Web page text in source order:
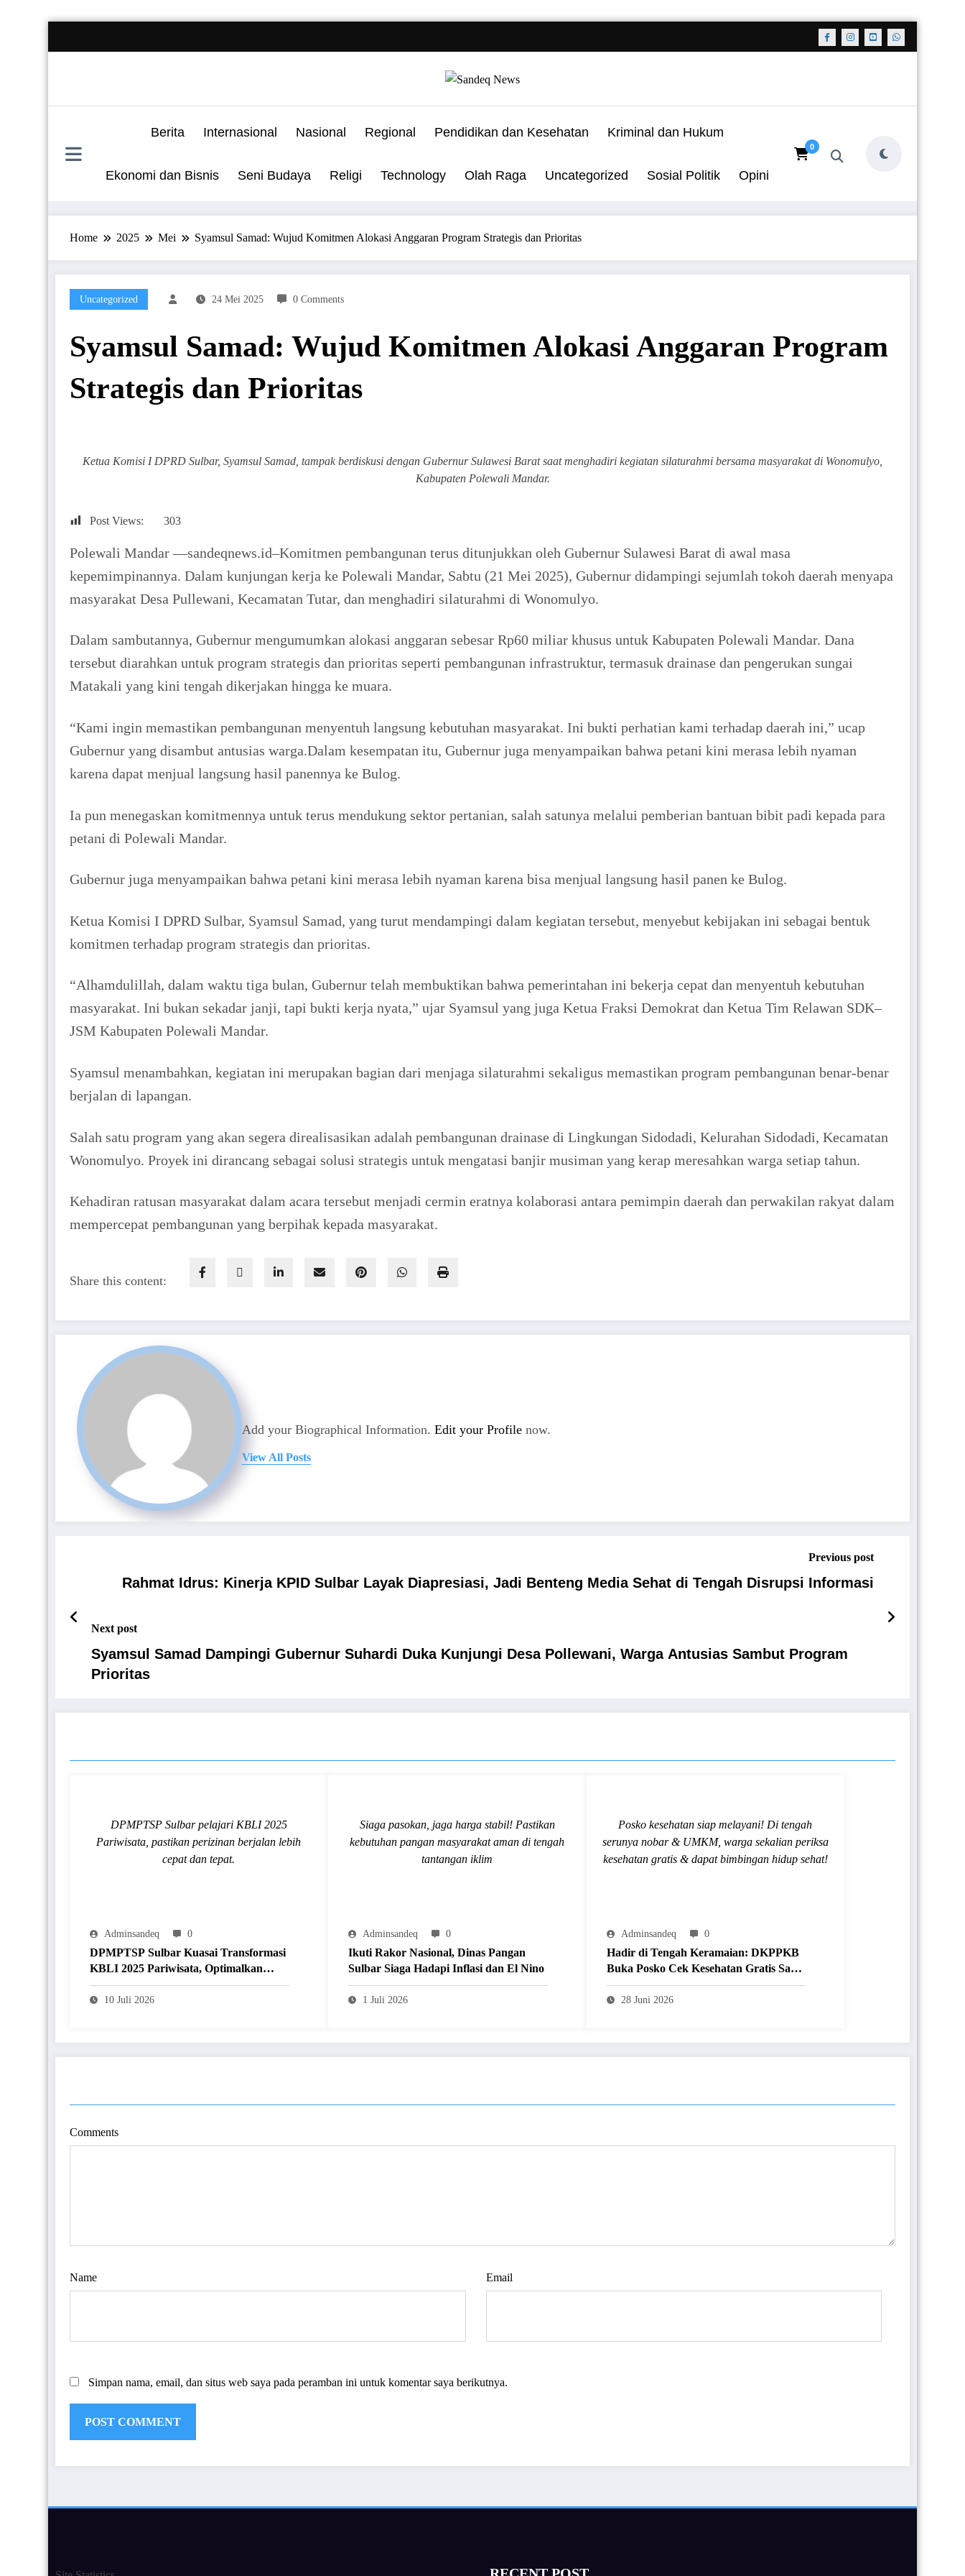
Berita Internasional Nasional Regional Pendidikan dan Kesehatan Kriminal dan Hukum
Ekonomi dan Bisnis Seni Budaya Religi Technology Olah Raga Uncategorized Sosial Politik Opini
0
Home 2025 Mei Syamsul Samad: Wujud Komitmen Alokasi Anggaran Program Strategis dan Prioritas
Uncategorized 24 Mei 2025 0 Comments
Syamsul Samad: Wujud Komitmen Alokasi Anggaran Program
Strategis dan Prioritas
Ketua Komisi I DPRD Sulbar, Syamsul Samad, tampak berdiskusi dengan Gubernur Sulawesi Barat saat menghadiri kegiatan silaturahmi bersama masyarakat di Wonomulyo,
Kabupaten Polewali Mandar.
Post Views: 303
Polewali Mandar —sandeqnews.id–Komitmen pembangunan terus ditunjukkan oleh Gubernur Sulawesi Barat di awal masa
kepemimpinannya. Dalam kunjungan kerja ke Polewali Mandar, Sabtu (21 Mei 2025), Gubernur didampingi sejumlah tokoh daerah menyapa
masyarakat Desa Pullewani, Kecamatan Tutar, dan menghadiri silaturahmi di Wonomulyo.
Dalam sambutannya, Gubernur mengumumkan alokasi anggaran sebesar Rp60 miliar khusus untuk Kabupaten Polewali Mandar. Dana
tersebut diarahkan untuk program strategis dan prioritas seperti pembangunan infrastruktur, termasuk drainase dan pengerukan sungai
Matakali yang kini tengah dikerjakan hingga ke muara.
“Kami ingin memastikan pembangunan menyentuh langsung kebutuhan masyarakat. Ini bukti perhatian kami terhadap daerah ini,” ucap
Gubernur yang disambut antusias warga.Dalam kesempatan itu, Gubernur juga menyampaikan bahwa petani kini merasa lebih nyaman
karena dapat menjual langsung hasil panennya ke Bulog.
Ia pun menegaskan komitmennya untuk terus mendukung sektor pertanian, salah satunya melalui pemberian bantuan bibit padi kepada para
petani di Polewali Mandar.
Gubernur juga menyampaikan bahwa petani kini merasa lebih nyaman karena bisa menjual langsung hasil panen ke Bulog.
Ketua Komisi I DPRD Sulbar, Syamsul Samad, yang turut mendampingi dalam kegiatan tersebut, menyebut kebijakan ini sebagai bentuk
komitmen terhadap program strategis dan prioritas.
“Alhamdulillah, dalam waktu tiga bulan, Gubernur telah membuktikan bahwa pemerintahan ini bekerja cepat dan menyentuh kebutuhan
masyarakat. Ini bukan sekadar janji, tapi bukti kerja nyata,” ujar Syamsul yang juga Ketua Fraksi Demokrat dan Ketua Tim Relawan SDK–
JSM Kabupaten Polewali Mandar.
Syamsul menambahkan, kegiatan ini merupakan bagian dari menjaga silaturahmi sekaligus memastikan program pembangunan benar-benar
berjalan di lapangan.
Salah satu program yang akan segera direalisasikan adalah pembangunan drainase di Lingkungan Sidodadi, Kelurahan Sidodadi, Kecamatan
Wonomulyo. Proyek ini dirancang sebagai solusi strategis untuk mengatasi banjir musiman yang kerap meresahkan warga setiap tahun.
Kehadiran ratusan masyarakat dalam acara tersebut menjadi cermin eratnya kolaborasi antara pemimpin daerah dan perwakilan rakyat dalam
mempercepat pembangunan yang berpihak kepada masyarakat.
Share this content:
Add your Biographical Information. Edit your Profile now.
View All Posts
Previous post
Rahmat Idrus: Kinerja KPID Sulbar Layak Diapresiasi, Jadi Benteng Media Sehat di Tengah Disrupsi Informasi
Next post
Syamsul Samad Dampingi Gubernur Suhardi Duka Kunjungi Desa Pollewani, Warga Antusias Sambut Program
Prioritas
DPMPTSP Sulbar pelajari KBLI 2025
Pariwisata, pastikan perizinan berjalan lebih
cepat dan tepat.
Adminsandeq 0
DPMPTSP Sulbar Kuasai Transformasi
KBLI 2025 Pariwisata, Optimalkan
Perizinan Lewat Sistem OSS
10 Juli 2026
Siaga pasokan, jaga harga stabil! Pastikan
kebutuhan pangan masyarakat aman di tengah
tantangan iklim
Adminsandeq 0
Ikuti Rakor Nasional, Dinas Pangan
Sulbar Siaga Hadapi Inflasi dan El Nino
1 Juli 2026
Posko kesehatan siap melayani! Di tengah
serunya nobar & UMKM, warga sekalian periksa
kesehatan gratis & dapat bimbingan hidup sehat!
Adminsandeq 0
Hadir di Tengah Keramaian: DKPPKB
Buka Posko Cek Kesehatan Gratis Saat
Nobar & Festival UMKM
28 Juni 2026
Comments
Name Email
Simpan nama, email, dan situs web saya pada peramban ini untuk komentar saya berikutnya.